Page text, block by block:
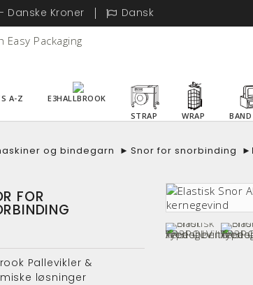
- Danske Kroner Dansk
A-Z
E3HALLBROOK
STRAP
WRAP
og bindegarn ► Snor for snorbinding ►
FOR
Pallevikler &
løsninger